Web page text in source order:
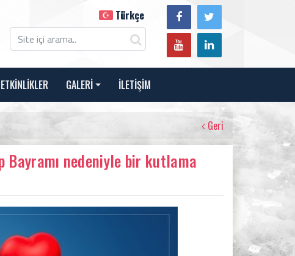
Türkçe
ETKİNLİKLER GALERİ İLETİŞİM
Geri
Bayramı nedeniyle bir kutlama